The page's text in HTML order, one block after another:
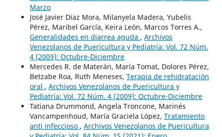
Marzo
José Javier Díaz Mora, Milanyela Madera, Yubelis
Pérez, Maribel García, Keira León, Marcos Torres A.,
Generalidades en diarrea aguda , Archivos
Venezolanos de Puericultura y Pediatría: Vol. 72 Núm.
4 (2009): Octubre-Diciembre
Mercedes R. de Materán, María Tomat, Dolores Pérez,
Betzabe Roa, Ruth Meneses, Terapia de rehidratación
oral , Archivos Venezolanos de Puericultura y
Pediatría: Vol. 72 Núm. 4 (2009): Octubre-Diciembre
Tatiana Drummond, Angela Troncone, Marinés
Vancampenhoud, María Graciela López, Tratamiento
anti infeccioso , Archivos Venezolanos de Puericultura